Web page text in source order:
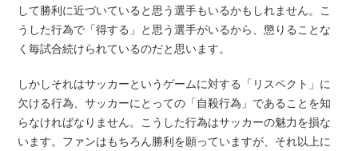
して勝利に近づいていると思う選手もいるかもしれません。こ
うした行為で「得する」と思う選手がいるから、懲りることな
く毎試合続けられているのだと思います。
しかしそれはサッカーというゲームに対する「リスペクト」に
欠ける行為、サッカーにとっての「自殺行為」であることを知
らなければなりません。こうした行為はサッカーの魅力を損な
います。ファンはもちろん勝利を願っていますが、それ以上に